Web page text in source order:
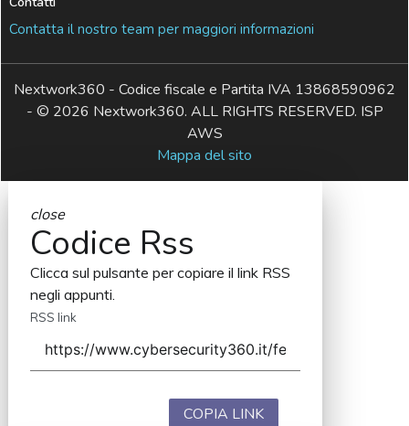
Contatta il nostro team per maggiori informazioni
Nextwork360 - Codice fiscale e Partita IVA 13868590962
- © 2026 Nextwork360. ALL RIGHTS RESERVED. ISP
AWS
Mappa del sito
close
Codice Rss
Clicca sul pulsante per copiare il link RSS
negli appunti.
RSS link
COPIA LINK